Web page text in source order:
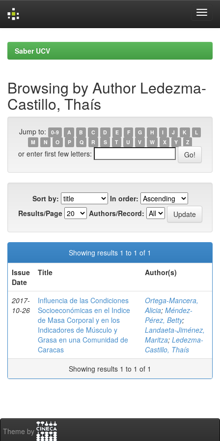
navigationSaber UCV
Browsing by Author Ledezma-
Castillo, Thaís
Jump to: 0-9 A B C D E F G H I J K
L
M
N O P Q R S T U V W X Y Z
or enter first few letters:
Sort by:
In order:
Results/Page
Authors/Record:
Showing results 1 to 1 of 1
Issue
Date
Title Author(s)
2017-
10-26
Influencia de las Condiciones
Socioeconómicas en el Indice
de Masa Corporal y en los
Indicadores de Músculo y
Grasa en una Comunidad de
Caracas
Ortega-Mancera,
Alicia; Méndez-
Pérez, Betty;
Landaeta-Jiménez,
Maritza; Ledezma-
Castillo, Thaís
Showing results 1 to 1 of 1
Theme by